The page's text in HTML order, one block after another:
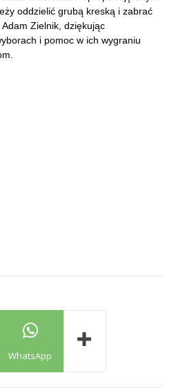
oddzielić grubą kreską i zabrać
Zielnik, dziękując
i pomoc w ich wygraniu
WhatsApp